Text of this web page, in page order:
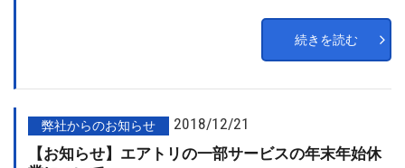
続きを読む
弊社からのお知らせ 2018/12/21
【お知らせ】エアトリの一部サービスの年末年始休